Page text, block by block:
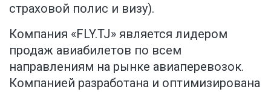
страховой полис и визу).
Компания «FLY.TJ» является лидером
продаж авиабилетов по всем
направлениям на рынке авиаперевозок.
Компанией разработана и оптимизирована